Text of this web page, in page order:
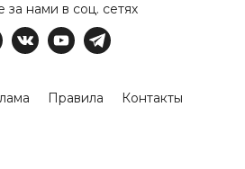
за нами в соц. сетях
Правила Контакты